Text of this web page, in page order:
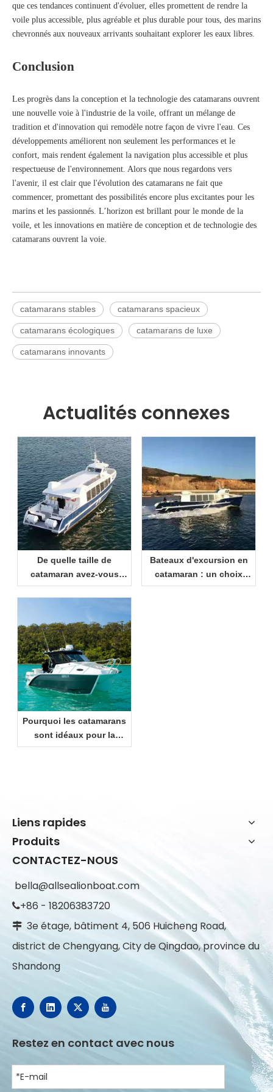
que ces tendances continuent d'évoluer, elles promettent de rendre la
voile plus accessible, plus agréable et plus durable pour tous, des marins
chevronnés aux nouveaux arrivants souhaitant explorer les eaux libres.
Conclusion
Les progrès dans la conception et la technologie des catamarans ouvrent
une nouvelle voie à l'industrie de la voile, offrant un mélange de
tradition et d'innovation qui remodèle notre façon de vivre l'eau. Ces
développements améliorent non seulement les performances et le
confort, mais rendent également la navigation plus accessible et plus
respectueuse de l'environnement. Alors que nous regardons vers
l'avenir, il est clair que l'évolution des catamarans ne fait que
commencer, promettant des possibilités encore plus excitantes pour les
marins et les passionnés. L’horizon est brillant pour le monde de la
voile, et les innovations en matière de conception et de technologie des
catamarans ouvrent la voie.
catamarans stables catamarans spacieux
catamarans écologiques catamarans de luxe
catamarans innovants
Actualités connexes
De quelle taille de
catamaran avez-vous
besoin ? Un guide
acheteurs
Bateaux d'excursion en
catamaran : un choix
intelligent pour les
Pourquoi les catamarans
sont idéaux pour la
croisière côtière et les
Liens rapides
Produits
CONTACTEZ-NOUS
bella@allsealionboat.com
+86 - 18206383720
 3e étage, bâtiment 4, 506 Huicheng Road,
district de Chengyang, City de Qingdao, province du
Shandong
Restez en contact avec nous